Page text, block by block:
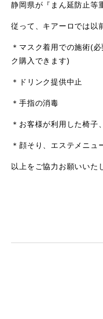
静岡県が『まん延防止等
従って、キアーロでは以
＊マスク着用での施術(
ク購入できます)
＊ドリンク提供中止
＊手指の消毒
＊お客様が利用した椅子
＊顔そり、エステメニュ
以上をご協力お願いいた